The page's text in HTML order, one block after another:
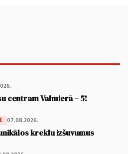
centram Valmierā – 5!
07.08.2026.
kreklu izšuvumus